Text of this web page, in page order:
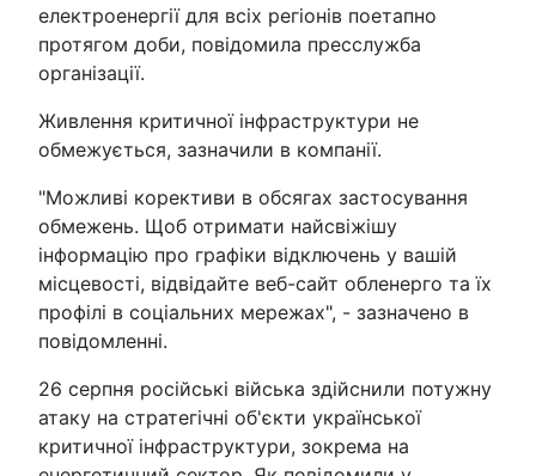
електроенергії для всіх регіонів поетапно
протягом доби, повідомила пресслужба
організації.
Живлення критичної інфраструктури не
обмежується, зазначили в компанії.
"Можливі корективи в обсягах застосування
обмежень. Щоб отримати найсвіжішу
інформацію про графіки відключень у вашій
місцевості, відвідайте веб-сайт обленерго та їх
профілі в соціальних мережах", - зазначено в
повідомленні.
26 серпня російські війська здійснили потужну
атаку на стратегічні об'єкти української
критичної інфраструктури, зокрема на